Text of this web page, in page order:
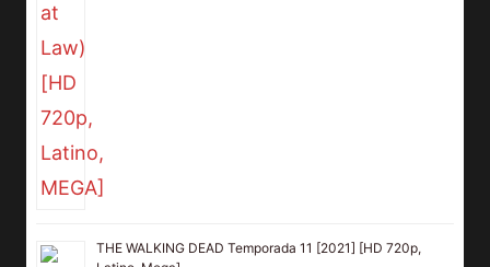
THE WALKING DEAD Temporada 11 [2021] [HD 720p,